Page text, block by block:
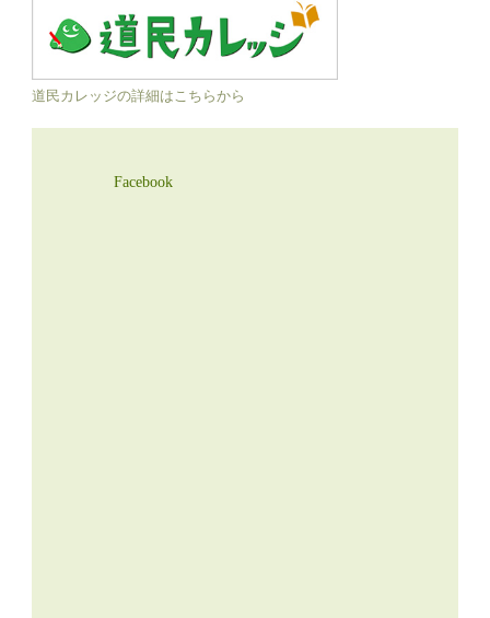
道民カレッジの詳細はこちらから
Facebook